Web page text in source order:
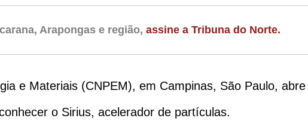
Arapongas e região, assine a Tribuna do Norte.
e Materiais (CNPEM), em Campinas, São Paulo,
o Sirius, acelerador de partículas.